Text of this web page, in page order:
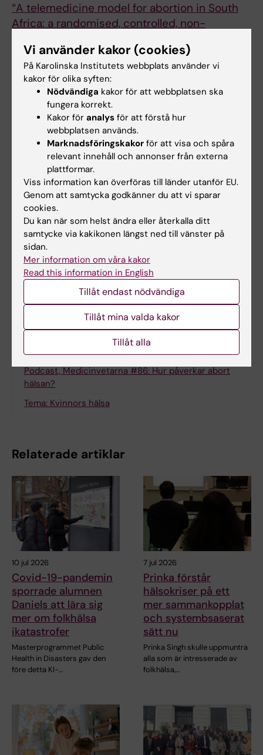
“A telemedicine model for abortion in South
Africa: a randomised, controlled, non-
Petro, Kristina Gemzell Danielsson, Daniel
Grossman, Rebecca Gomperts, Maja Weinryb,
Deborah Constant.
augusti 2022, doi: 10.1016/S0140-
6736(22)01474-X.
Global hälsa Graviditet och förlossning
Gynekologi
Uppdaterad av:
Katarina Sternudd
Dela
Relaterat
Podcast, Medicinvetarna #86: Hur påverkar abort
hälsan?
Tema: Kvinnors hälsa
Relaterade artiklar
10 jul 2026
Covid-19-pandemin
sporrade alumnen
Daniels att lära sig
mer om folkhälsa
ikatastrofer
Masterprogrammet Public
Health in Disasters gav den
före detta KI-…
7 jul 2026
Prinka förstår
hälsokriser på ett
mer sammankopplat
och systembsaserat
sätt nu
Prinka Singh skulle uppmuntra
alla som är intresserade av
folkhälsa,…
Vi använder kakor (cookies)
På Karolinska Institutets webbplats använder vi
kakor för olika syften:
Nödvändiga kakor för att webbplatsen ska
fungera korrekt.
Kakor för analys för att förstå hur
webbplatsen används.
Marknadsföringskakor för att visa och spåra
relevant innehåll och annonser från externa
plattformar.
Viss information kan överföras till länder utanför EU.
Genom att samtycka godkänner du att vi sparar
cookies.
Du kan när som helst ändra eller återkalla ditt
samtycke via kakikonen längst ned till vänster på
sidan.
Mer information om våra kakor
Read this information in English
Tillåt endast nödvändiga
Tillåt mina valda kakor
Tillåt alla